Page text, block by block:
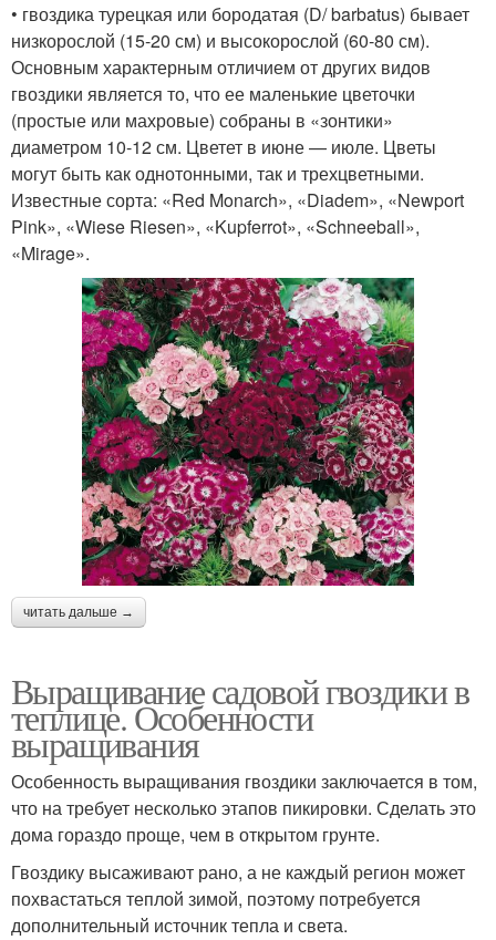
• гвоздика турецкая или бородатая (D/ barbatus) бывает
низкорослой (15-20 см) и высокорослой (60-80 см).
Основным характерным отличием от других видов
гвоздики является то, что ее маленькие цветочки
(простые или махровые) собраны в «зонтики»
диаметром 10-12 см. Цветет в июне — июле. Цветы
могут быть как однотонными, так и трехцветными.
Известные сорта: «Red Monarch», «Diadem», «Newport
Pink», «Wiese Riesen», «Kupferrot», «Schneeball»,
«Mirage».
читать дальше →
Выращивание садовой гвоздики в
теплице. Особенности
выращивания
Особенность выращивания гвоздики заключается в том,
что на требует несколько этапов пикировки. Сделать это
дома гораздо проще, чем в открытом грунте.
Гвоздику высаживают рано, а не каждый регион может
похвастаться теплой зимой, поэтому потребуется
дополнительный источник тепла и света.